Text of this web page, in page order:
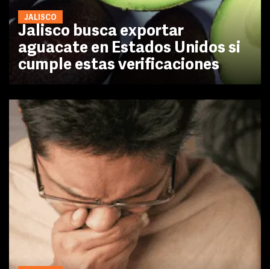
JALISCO
Jalisco busca exportar
aguacate en Estados Unidos si
cumple estas verificaciones